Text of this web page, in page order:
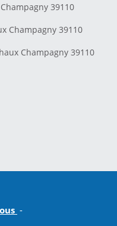
39110
Champagny 39110
Champagny 39110
-